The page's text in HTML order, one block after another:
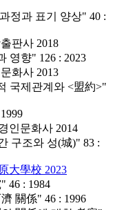
정과 표기 양상" 40 :
판사 2018
영향" 126 : 2023
화사 2013
국제관계와 <盟約>"
인문화사 2014
구조와 성(城)" 83 :
⼤學校 2023
46 : 1984
關係" 46 : 1996